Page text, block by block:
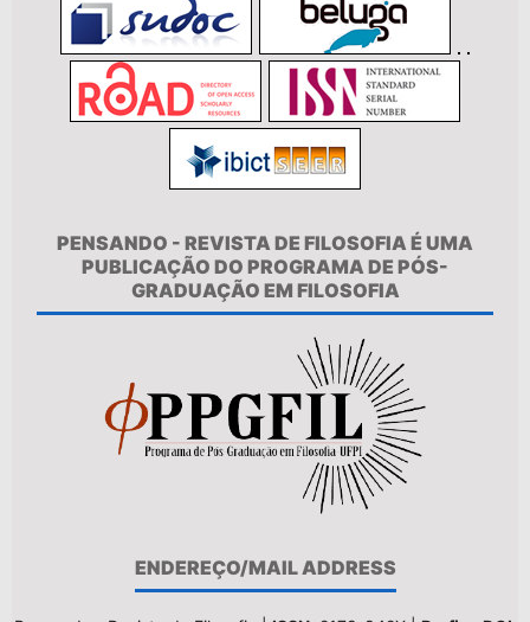
PENSANDO - REVISTA DE FILOSOFIA É UMA
PUBLICAÇÃO DO PROGRAMA DE PÓS-
GRADUAÇÃO EM FILOSOFIA
ENDEREÇO/MAIL ADDRESS